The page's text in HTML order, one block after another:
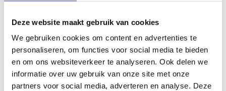
Deze website maakt gebruik van cookies
We gebruiken cookies om content en advertenties te
personaliseren, om functies voor social media te bieden
en om ons websiteverkeer te analyseren. Ook delen we
informatie over uw gebruik van onze site met onze
partners voor social media, adverteren en analyse. Deze
Kaart- en hoogteprofiel
Impressies